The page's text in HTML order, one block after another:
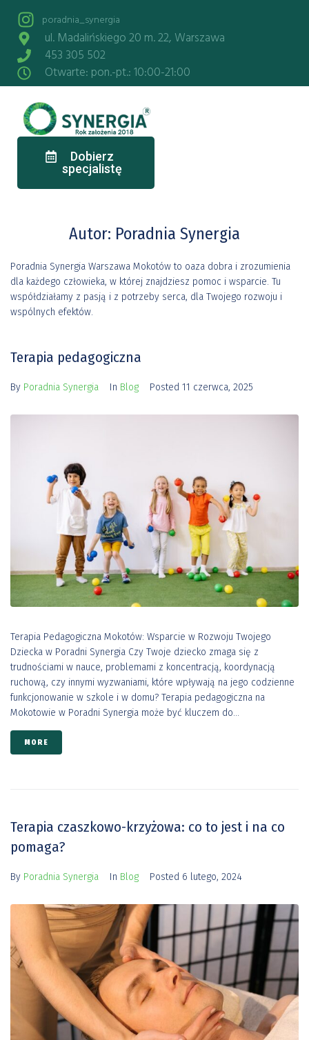
poradnia_synergia
ul. Madalińskiego 20 m. 22, Warszawa
453 305 502
Otwarte: pon.-pt.: 10:00-21:00
Dobierz
specjalistę
Autor: Poradnia Synergia
Poradnia Synergia Warszawa Mokotów to oaza dobra i zrozumienia
dla każdego człowieka, w której znajdziesz pomoc i wsparcie. Tu
współdziałamy z pasją i z potrzeby serca, dla Twojego rozwoju i
wspólnych efektów.
Terapia pedagogiczna
By Poradnia Synergia In Blog Posted 11 czerwca, 2025
Terapia Pedagogiczna Mokotów: Wsparcie w Rozwoju Twojego
Dziecka w Poradni Synergia Czy Twoje dziecko zmaga się z
trudnościami w nauce, problemami z koncentracją, koordynacją
ruchową, czy innymi wyzwaniami, które wpływają na jego codzienne
funkcjonowanie w szkole i w domu? Terapia pedagogiczna na
Mokotowie w Poradni Synergia może być kluczem do...
MORE
Terapia czaszkowo-krzyżowa: co to jest i na co
pomaga?
By Poradnia Synergia In Blog Posted 6 lutego, 2024